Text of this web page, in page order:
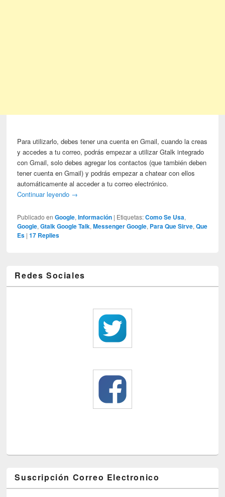
Para utilizarlo, debes tener una cuenta en Gmail, cuando la creas
y accedes a tu correo, podrás empezar a utilizar Gtalk integrado
con Gmail, solo debes agregar los contactos (que también deben
tener cuenta en Gmail) y podrás empezar a chatear con ellos
automáticamente al acceder a tu correo electrónico.
Continuar leyendo →
Publicado en Google,Información | Etiquetas: Como Se Usa,
Google,Gtalk Google Talk,Messenger Google, Para Que Sirve,Que
Es |17 Replies
Redes Sociales
Suscripción Correo Electronico